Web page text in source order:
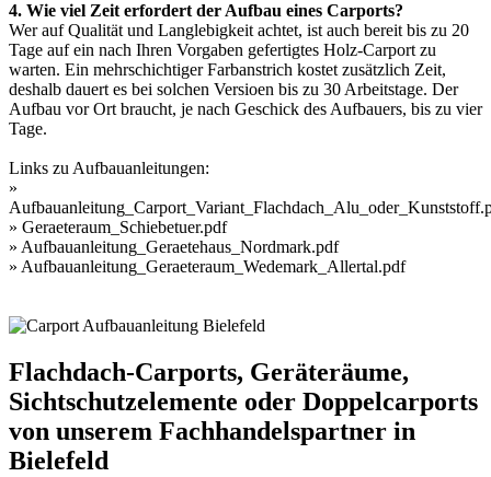
4. Wie viel Zeit erfordert der Aufbau eines Carports?
Wer auf Qualität und Langlebigkeit achtet, ist auch bereit bis zu 20
Tage auf ein nach Ihren Vorgaben gefertigtes Holz-Carport zu
warten. Ein mehrschichtiger Farbanstrich kostet zusätzlich Zeit,
deshalb dauert es bei solchen Versioen bis zu 30 Arbeitstage. Der
Aufbau vor Ort braucht, je nach Geschick des Aufbauers, bis zu vier
Tage.
Links zu Aufbauanleitungen:
»
» Geraeteraum_Schiebetuer.pdf
» Aufbauanleitung_Geraetehaus_Nordmark.pdf
» Aufbauanleitung_Geraeteraum_Wedemark_Allertal.pdf
Flachdach-Carports, Geräteräume,
Sichtschutzelemente oder Doppelcarports
von unserem Fachhandelspartner in
Bielefeld